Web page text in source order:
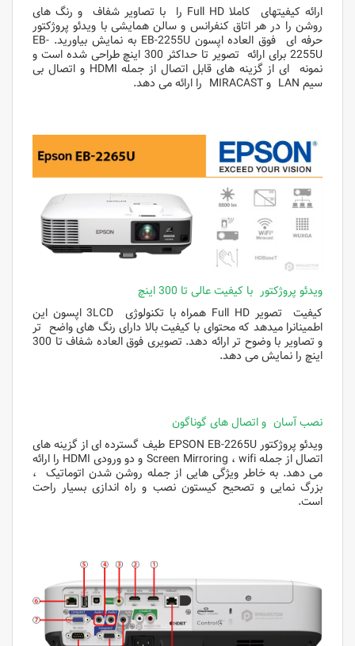
ارائه کیفیتهای کاملا Full HD را با تصاویر شفاف و رنگ های
روشن را در هر اتاق کنفرانس و سالن همایشی با ویدئو پروژکتور
حرفه ای فوق العاده اپسون EB-2255U به نمایش بیاورید. EB-
2255U برای ارائه تصویر تا حداکثر 300 اینچ طراحی شده است و
نمونه ای از گزینه های قابل اتصال از جمله HDMI و اتصال بی
سیم LAN و MIRACAST را ارائه می دهد.
ویدئو پروژکتور با کیفیت عالی تا 300 اینچ
کیفیت تصویر Full HD همراه با تکنولوژی 3LCD اپسون این
اطمینانرا میدهد که محتوای با کیفیت بالا دارای رنگ های واضح تر
و تصاویر با وضوح تر ارائه دهد. تصویری فوق العاده شفاف تا 300
اینچ را نمایش می دهد.
نصب آسان و اتصال های گوناگون
ویدئو پروژکتور EPSON EB-2265U طیف گسترده ای از گزینه های
اتصال از جمله Screen Mirroring ، wifi و دو ورودی HDMI را ارائه
می دهد. به خاطر ویژگی هایی از جمله روشن شدن اتوماتیک ،
بزرگ نمایی و تصحیح کیستون نصب و راه اندازی بسیار راحت
است.